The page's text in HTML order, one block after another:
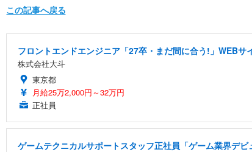
この記事へ戻る
フロントエンドエンジニア「27卒・まだ間に合う!」WEB
株式会社大斗
東京都
月給25万2,000円～32万円
正社員
ゲームテクニカルサポートスタッフ正社員「ゲーム業界デ